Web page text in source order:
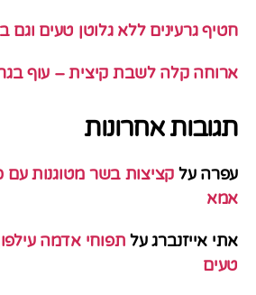
חטיף גרעינים ללא גלוטן טעים וגם
ארוחה קלה לשבת קיצית – עוף
תגובות אחרונות
עפרה על קציצות בשר מטוגנות
אמא
אתי אייזנברגעל תפוחי אדמה
טעים